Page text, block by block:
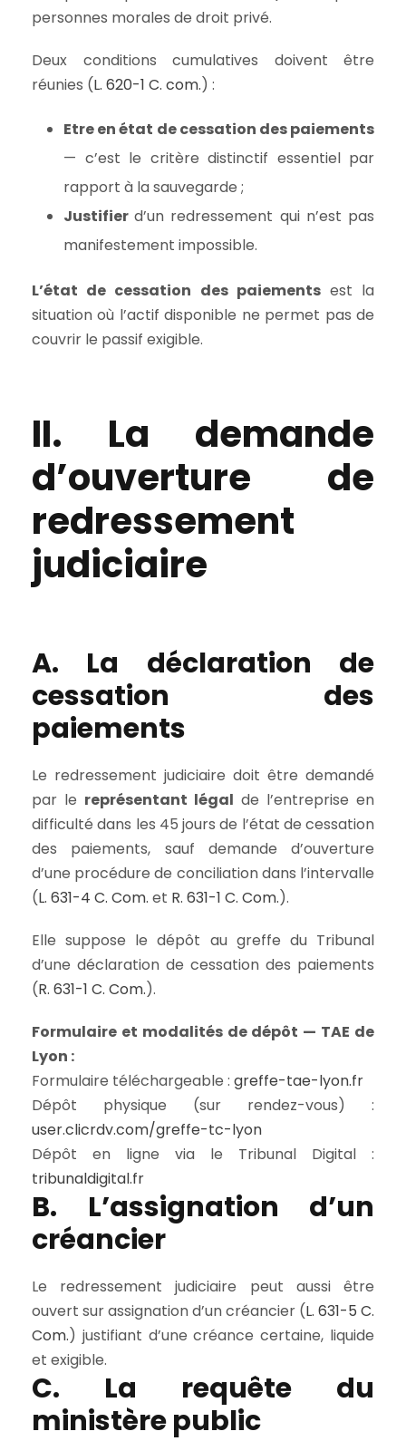
personnes morales de droit privé.
Deux conditions cumulatives doivent être
réunies (L. 620-1 C. com.) :
Etre en état de cessation des paiements
— c’est le critère distinctif essentiel par
rapport à la sauvegarde ;
Justifierd’un redressement qui n’est pas
manifestement impossible.
L’état de cessation des paiementsest la
situation où l’actif disponible ne permet pas de
couvrir le passif exigible.
II. La demande
d’ouverture de
redressement
judiciaire
A. La déclaration de
cessation des
paiements
Le redressement judiciaire doit être demandé
par le représentant légal de l’entreprise en
difficulté dans les 45 jours de l’état de cessation
des paiements, sauf demande d’ouverture
d’une procédure de conciliation dans l’intervalle
(L. 631-4 C. Com. et R. 631-1 C. Com.).
Elle suppose le dépôt au greffe du Tribunal
d’une déclaration de cessation des paiements
(R. 631-1 C. Com.).
Formulaire et modalités de dépôt — TAE de
Lyon :
Formulaire téléchargeable : greffe-tae-lyon.fr
Dépôt physique (sur rendez-vous) :
user.clicrdv.com/greffe-tc-lyon
Dépôt en ligne via le Tribunal Digital :
tribunaldigital.fr
B. L’assignation d’un
créancier
Le redressement judiciaire peut aussi être
ouvert sur assignation d’un créancier (L. 631-5 C.
Com.) justifiant d’une créance certaine, liquide
et exigible.
C. La requête du
ministère public